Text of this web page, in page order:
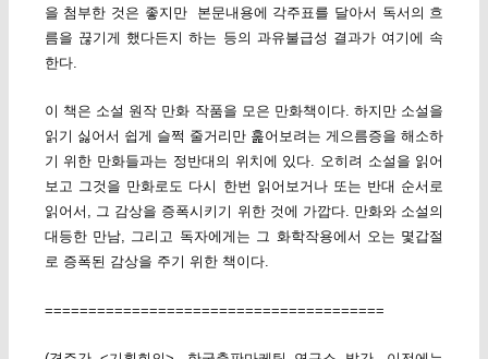
을 첨부한 것은 좋지만 본문내용에 각주표를 달아서 독서의 흐
름을 끊기게 했다든지 하는 등의 과유불급성 결과가 여기에 속
한다.
이 책은 소설 원작 만화 작품을 모은 만화책이다. 하지만 소설을
읽기 싫어서 쉽게 슬쩍 줄거리만 훑어보려는 게으름증을 해소하
기 위한 만화들과는 정반대의 위치에 있다. 오히려 소설을 읽어
보고 그것을 만화로도 다시 한번 읽어보거나 또는 반대 순서로
읽어서, 그 감상을 증폭시키기 위한 것에 가깝다. 만화와 소설의
대등한 만남, 그리고 독자에게는 그 화학작용에서 오는 몇갑절
로 증폭된 감상을 주기 위한 책이다.
=======================================